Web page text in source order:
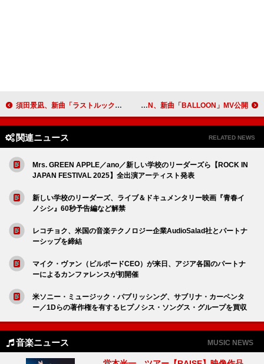
須田景凪、新曲「ラストルック」がOPテーマを務めるTVアニメ『暗殺教室』再放送 第2弾OPノンクレジット映像公開 BREIMEN、新曲「BALLOON」MV公開
関連ニュース RELATED NEWS
Mrs. GREEN APPLE／ano／新しい学校のリーダーズら【ROCK IN
JAPAN FESTIVAL 2025】全出演アーティスト発表
新しい学校のリーダーズ、ライブ＆ドキュメンタリー映画『青春イ
ノシシ』60秒予告編など解禁
レコチョク、米国の音楽テクノロジー企業AudioSalad社とパートナ
ーシップを締結
マイク・ヴァン（ビルボードCEO）が来日、アジア各国のパートナ
ーによるカンファレンスが初開催
米ソニー・ミュージック・パブリッシング、サブリナ・カーペンタ
ー／1Dらの著作権を有するヒプノシス・ソングス・グループを買収
音楽ニュース MUSIC NEWS